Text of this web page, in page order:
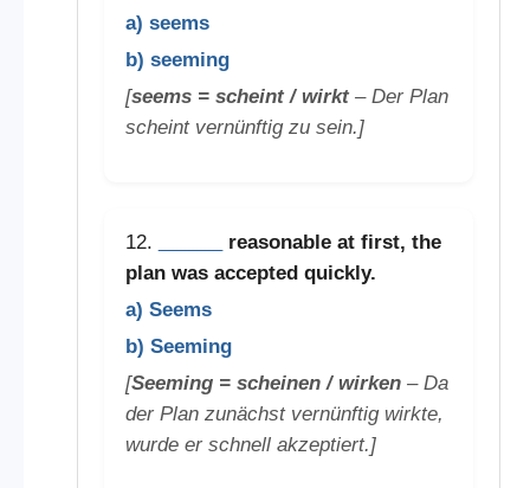
a) seems
b) seeming
[seems = scheint / wirkt– Der Plan
scheint vernünftig zu sein.]
12.
reasonable at first, the
plan was accepted quickly.
a) Seems
b) Seeming
[Seeming = scheinen / wirken– Da
der Plan zunächst vernünftig wirkte,
wurde er schnell akzeptiert.]